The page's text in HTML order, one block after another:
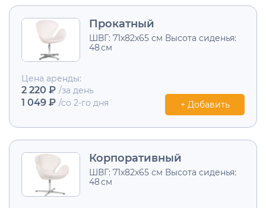
Прокатный
ШВГ: 71х82х65 см Высота сиденья:
48 см
Цена аренды:
2 220 ₽ /за день
1 049 ₽ /со 2-го дня + Добавить
Корпоративный
ШВГ: 71х82х65 см Высота сиденья:
48 см